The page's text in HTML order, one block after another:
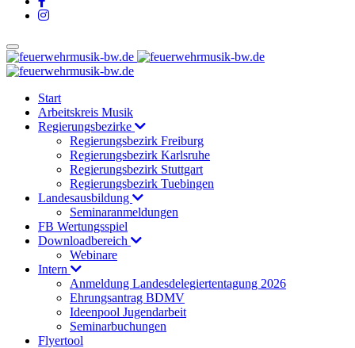
Start
Arbeitskreis Musik
Regierungsbezirke
Regierungsbezirk Freiburg
Regierungsbezirk Karlsruhe
Regierungsbezirk Stuttgart
Regierungsbezirk Tuebingen
Landesausbildung
Seminaranmeldungen
FB Wertungsspiel
Downloadbereich
Webinare
Intern
Anmeldung Landesdelegiertentagung 2026
Ehrungsantrag BDMV
Ideenpool Jugendarbeit
Seminarbuchungen
Flyertool